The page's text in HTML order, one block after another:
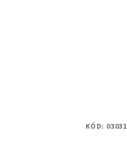
KÓD: 03031